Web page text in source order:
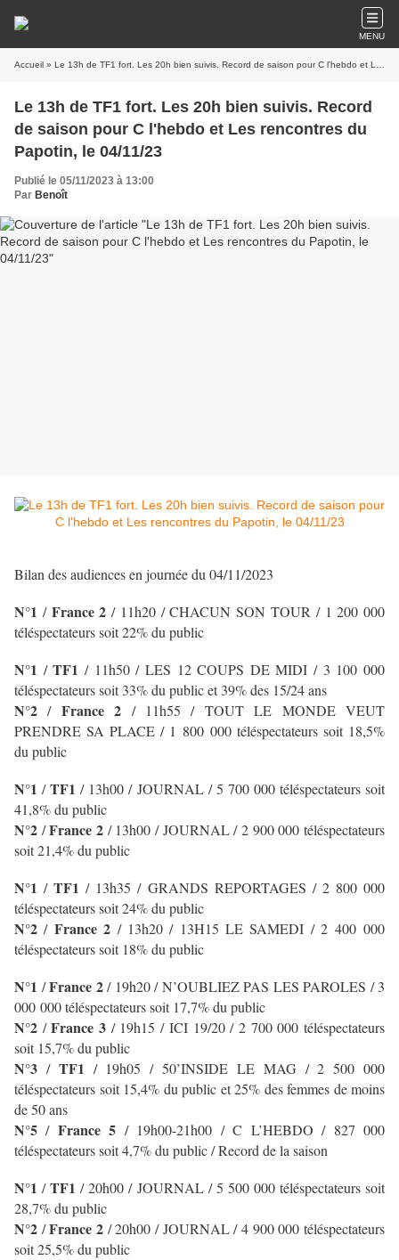
MENU
Accueil » Le 13h de TF1 fort. Les 20h bien suivis. Record de saison pour C l'hebdo et Les rencontres du Papotin, le 04/11/23
Le 13h de TF1 fort. Les 20h bien suivis. Record
de saison pour C l'hebdo et Les rencontres du
Papotin, le 04/11/23
Publié le 05/11/2023 à 13:00
Par Benoît
Bilan des audiences en journée du 04/11/2023
N°1 / France 2/ 11h20 / CHACUN SON TOUR / 1 200 000
téléspectateurs soit 22% du public
N°1 /TF1 / 11h50 / LES 12 COUPS DE MIDI / 3 100 000
téléspectateurs soit 33% du public et 39% des 15/24 ans
N°2 / France 2 / 11h55 / TOUT LE MONDE VEUT
PRENDRE SA PLACE / 1 800 000 téléspectateurs soit 18,5%
du public
N°1 /TF1 / 13h00 / JOURNAL / 5 700 000 téléspectateurs soit
41,8% du public
N°2 /France 2 / 13h00 / JOURNAL / 2 900 000 téléspectateurs
soit 21,4% du public
N°1 /TF1 / 13h35 / GRANDS REPORTAGES / 2 800 000
téléspectateurs soit 24% du public
N°2 / France 2 / 13h20 / 13H15 LE SAMEDI / 2 400 000
téléspectateurs soit 18% du public
N°1 /France 2/ 19h20 / N’OUBLIEZ PAS LES PAROLES / 3
000 000 téléspectateurs soit 17,7% du public
N°2 /France 3 / 19h15 / ICI 19/20 / 2 700 000 téléspectateurs
soit 15,7% du public
N°3 / TF1 / 19h05 / 50’INSIDE LE MAG / 2 500 000
téléspectateurs soit 15,4% du public et 25% des femmes de moins
de 50 ans
N°5 / France 5 / 19h00-21h00 / C L’HEBDO / 827 000
téléspectateurs soit 4,7% du public / Record de la saison
N°1 /TF1 /20h00 / JOURNAL / 5 500 000 téléspectateurs soit
28,7% du public
N°2 /France 2 / 20h00 / JOURNAL / 4 900 000 téléspectateurs
soit 25,5% du public